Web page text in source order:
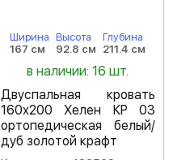
Ширина
167 см
Высота
92.8 см
Глубина
211.4 см
в наличии: 16 шт.
Двуспальная кровать
160х200 Хелен КР 03
ортопедическая белый/
дуб золотой крафт